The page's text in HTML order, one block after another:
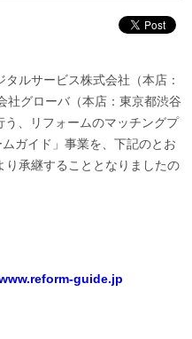
ルサービス株式会社（本店：
社グローバ（本店：東京都渋谷
、リフォームのマッチングプ
ガイド」事業を、下記のとお
り承継することとなりましたの
guide.jp